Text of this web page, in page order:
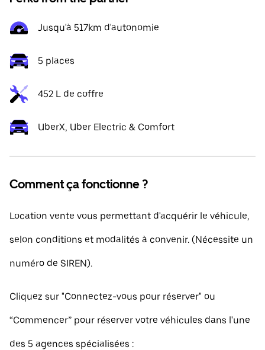
Jusqu'à 517km d'autonomie
5 places
452 L de coffre
UberX, Uber Electric & Comfort
Comment ça fonctionne ?
Location vente vous permettant d'acquérir le véhicule,
selon conditions et modalités à convenir. (Nécessite un
numéro de SIREN).
Cliquez sur "Connectez-vous pour réserver" ou
“Commencer” pour réserver votre véhicules dans l'une
des 5 agences spécialisées :